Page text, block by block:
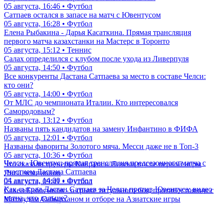
05 августа, 16:46 • Футбол
Сатпаев остался в запасе на матч с Ювентусом
05 августа, 16:28 • Футбол
Елена Рыбакина - Дарья Касаткина. Прямая трансляция
первого матча казахстанки на Мастерс в Торонто
05 августа, 15:12 • Теннис
Салах определился с клубом после ухода из Ливерпуля
05 августа, 14:50 • Футбол
Все конкуренты Дастана Сатпаева за место в составе Челси:
кто они?
05 августа, 14:00 • Футбол
От МЛС до чемпионата Италии. Кто интересовался
Самородовым?
05 августа, 13:12 • Футбол
Названы пять кандидатов на замену Инфантино в ФИФА
05 августа, 12:01 • Футбол
Названы фавориты Золотого мяча. Месси даже не в Топ-3
05 августа, 10:36 • Футбол
Что сказали тренеры Кайрата и Левски после первой игры
Лиги чемпионов
05 августа, 09:41 • Футбол
Сакен Бибосынов - о срыве титульного боя, противостоянии с
Махмудом Сабырханом и отборе на Азиатские игры
Челси - Ювентус: прямая трансляция предсезонного матча с
участием Дастана Сатпаева
04 августа, 14:00 • Футбол
Как сыграл Дастан Сатпаев за Челси против Ювентуса: видео
матча, что дальше?